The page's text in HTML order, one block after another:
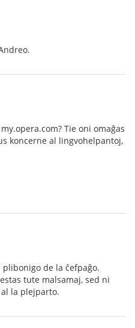
Tie oni omaĝas
koncerne al lingvohelpantoj,
de la ĉefpaĝo.
tute malsamaj, sed ni
la plejparto.